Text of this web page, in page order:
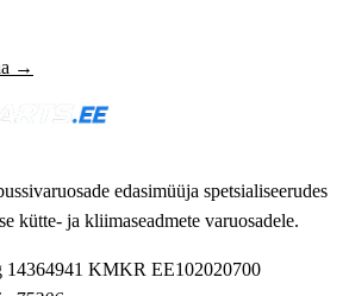
→
edasimüüja spetsialiseerudes
kütte- ja kliimaseadmete varuosadele.
14364941 KMKR EE102020700